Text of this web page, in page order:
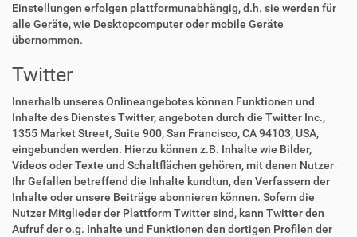
Einstellungen erfolgen plattformunabhängig, d.h. sie werden für
alle Geräte, wie Desktopcomputer oder mobile Geräte
übernommen.
Twitter
Innerhalb unseres Onlineangebotes können Funktionen und
Inhalte des Dienstes Twitter, angeboten durch die Twitter Inc.,
1355 Market Street, Suite 900, San Francisco, CA 94103, USA,
eingebunden werden. Hierzu können z.B. Inhalte wie Bilder,
Videos oder Texte und Schaltflächen gehören, mit denen Nutzer
Ihr Gefallen betreffend die Inhalte kundtun, den Verfassern der
Inhalte oder unsere Beiträge abonnieren können. Sofern die
Nutzer Mitglieder der Plattform Twitter sind, kann Twitter den
Aufruf der o.g. Inhalte und Funktionen den dortigen Profilen der